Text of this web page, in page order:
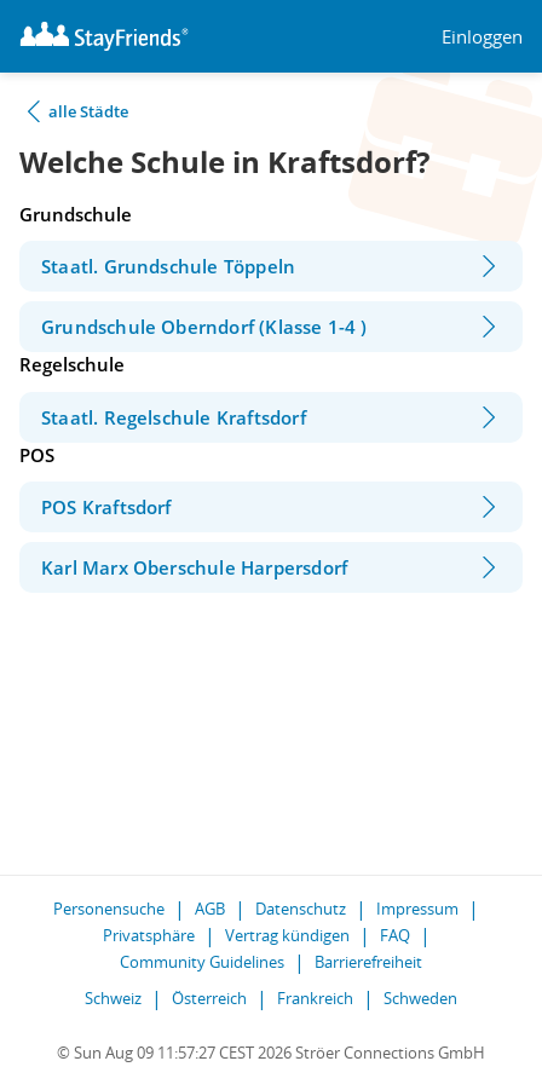
Einloggen
alle Städte
Welche Schule in Kraftsdorf?
Grundschule
Staatl. Grundschule Töppeln
Grundschule Oberndorf (Klasse 1-4 )
Regelschule
Staatl. Regelschule Kraftsdorf
POS
POS Kraftsdorf
Karl Marx Oberschule Harpersdorf
Personensuche AGB Datenschutz
Impressum
Privatsphäre
Vertrag kündigen
FAQ
Community Guidelines
Barrierefreiheit
Schweiz
Österreich Frankreich Schweden
© Sun Aug 09 11:57:27 CEST 2026 Ströer Connections GmbH